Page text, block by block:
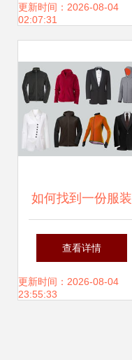
货源解决方案
更新时间：2026-08-04
02:07:31
如何找到一份服装
代理实习工作 全方
位攻略
查看详情
更新时间：2026-08-04
23:55:33